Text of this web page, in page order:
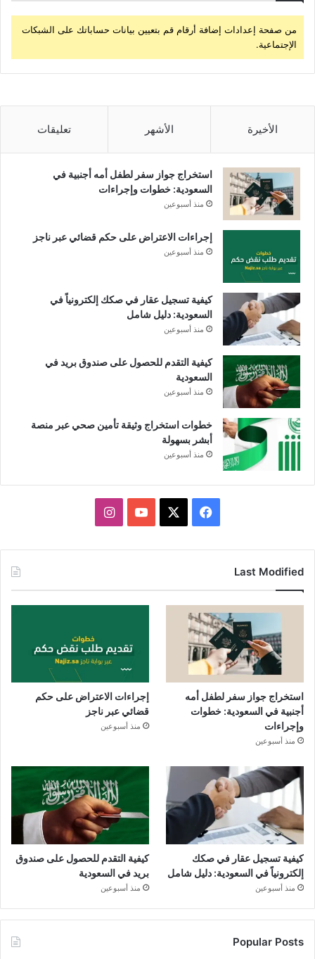
من صفحة إعدادات إضافة أرقام قم بتعيين بيانات حساباتك على الشبكات
الإجتماعية.
الأخيرة الأشهر تعليقات
استخراج جواز سفر لطفل أمه أجنبية في
السعودية: خطوات وإجراءات
منذ أسبوعين
إجراءات الاعتراض على حكم قضائي عبر ناجز
منذ أسبوعين
كيفية تسجيل عقار في صكك إلكترونياً في
السعودية: دليل شامل
منذ أسبوعين
كيفية التقدم للحصول على صندوق بريد في
السعودية
منذ أسبوعين
خطوات استخراج وثيقة تأمين صحي عبر منصة
أبشر بسهولة
منذ أسبوعين
فيسبوك يوتيوبانستقرام
Last Modified
استخراج جواز سفر لطفل أمه
أجنبية في السعودية: خطوات
وإجراءات
منذ أسبوعين
إجراءات الاعتراض على حكم
قضائي عبر ناجز
منذ أسبوعين
كيفية تسجيل عقار في صكك
إلكترونياً في السعودية: دليل شامل
منذ أسبوعين
كيفية التقدم للحصول على صندوق
بريد في السعودية
منذ أسبوعين
Popular Posts